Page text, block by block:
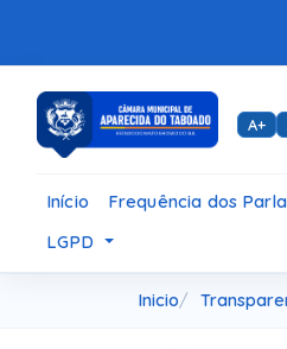
A+
Início Frequência dos
LGPD
Inicio